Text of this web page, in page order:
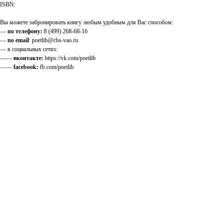
ISBN:
Вы можете забронировать книгу любым удобным для Вас способом:
— по телефону: 8 (499) 268-68-16
— по email: poetlib@cbs-vao.ru
— в социальных сетях:
—— вконтакте: https://vk.com/poetlib
—— facebook: fb.com/poetlib